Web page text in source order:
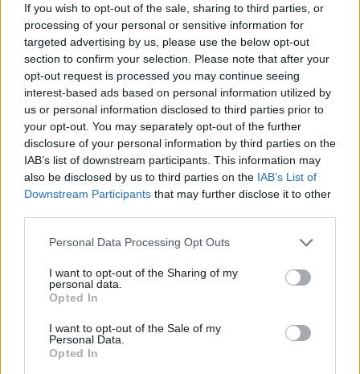
If you wish to opt-out of the sale, sharing to third parties, or
processing of your personal or sensitive information for
targeted advertising by us, please use the below opt-out
section to confirm your selection. Please note that after your
opt-out request is processed you may continue seeing
interest-based ads based on personal information utilized by
us or personal information disclosed to third parties prior to
your opt-out. You may separately opt-out of the further
disclosure of your personal information by third parties on the
IAB’s list of downstream participants. This information may
also be disclosed by us to third parties on the IAB’s List of
Downstream Participants that may further disclose it to other
Please note that this website/app uses one or more Google
not limited to your visit or usage behaviour. You may click to
grant or deny consent to Google and its third-party tags to
use your data for below specified purposes in below Google
consent section.
Personal Data Processing Opt Outs
I want to opt-out of the Sharing of my
personal data.
Opted In
I want to opt-out of the Sale of my
Personal Data.
Opted In
Programmet består av sprint på lørdag og stafetter
på søndag. Rennene sendes direkte på YLE.
Foreløpige startlister sprint:
Kvinner
Menn
Startlister stafett:
Stafett
Meld deg på vårt nyhetsbrev
Meld deg på